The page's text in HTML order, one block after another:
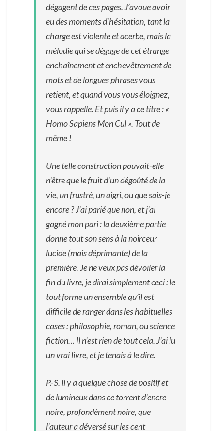
dégagent de ces pages. J’avoue avoir
eu des moments d’hésitation, tant la
charge est violente et acerbe, mais la
mélodie qui se dégage de cet étrange
enchaînement et enchevêtrement de
mots et de longues phrases vous
retient, et quand vous vous éloignez,
vous rappelle. Et puis il y a ce titre : «
Homo Sapiens Mon Cul ». Tout de
même !
Une telle construction pouvait-elle
n’être que le fruit d’un dégoûté de la
vie, un frustré, un aigri, ou que sais-je
encore ? J’ai parié que non, et j’ai
gagné mon pari : la deuxième partie
donne tout son sens à la noirceur
lucide (mais déprimante) de la
première. Je ne veux pas dévoiler la
fin du livre, je dirai simplement ceci : le
tout forme un ensemble qu’il est
difficile de ranger dans les habituelles
cases : philosophie, roman, ou science
fiction… Il n’est rien de tout cela. J’ai lu
un vrai livre, et je tenais à le dire.
P.-S. il y a quelque chose de positif et
de lumineux dans ce torrent d’encre
noire, profondément noire, que
l’auteur a déversé sur les cent